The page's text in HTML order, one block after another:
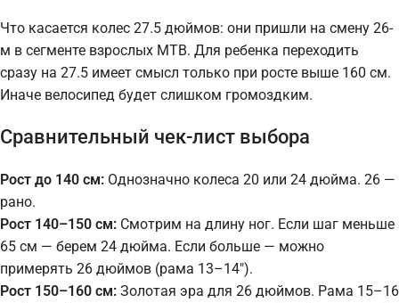
Что касается колес 27.5 дюймов: они пришли на смену 26-
м в сегменте взрослых MTB. Для ребенка переходить
сразу на 27.5 имеет смысл только при росте выше 160 см.
Иначе велосипед будет слишком громоздким.
Сравнительный чек-лист выбора
Рост до 140 см: Однозначно колеса 20 или 24 дюйма. 26 —
рано.
Рост 140–150 см: Смотрим на длину ног. Если шаг меньше
65 см — берем 24 дюйма. Если больше — можно
примерять 26 дюймов (рама 13–14″).
Рост 150–160 см: Золотая эра для 26 дюймов. Рама 15–16